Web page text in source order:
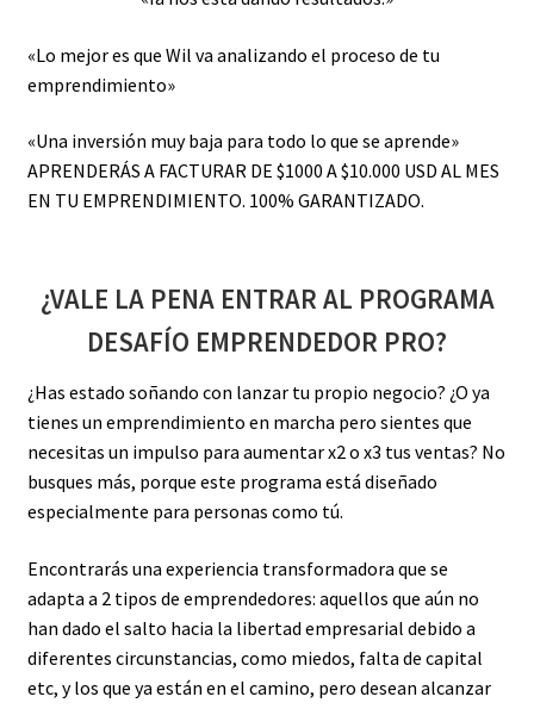
«Lo mejor es que Wil va analizando el proceso de tu
emprendimiento»
«Una inversión muy baja para todo lo que se aprende»
APRENDERÁS A FACTURAR DE $1000 A $10.000 USD AL MES
EN TU EMPRENDIMIENTO. 100% GARANTIZADO.
¿VALE LA PENA ENTRAR AL PROGRAMA
DESAFÍO EMPRENDEDOR PRO?
¿Has estado soñando con lanzar tu propio negocio? ¿O ya
tienes un emprendimiento en marcha pero sientes que
necesitas un impulso para aumentar x2 o x3 tus ventas? No
busques más, porque este programa está diseñado
especialmente para personas como tú.
Encontrarás una experiencia transformadora que se
adapta a 2 tipos de emprendedores: aquellos que aún no
han dado el salto hacia la libertad empresarial debido a
diferentes circunstancias, como miedos, falta de capital
etc, y los que ya están en el camino, pero desean alcanzar